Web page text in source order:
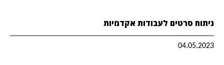
ניתוח סרטים לעבודות אקדמיות
04.05.2023